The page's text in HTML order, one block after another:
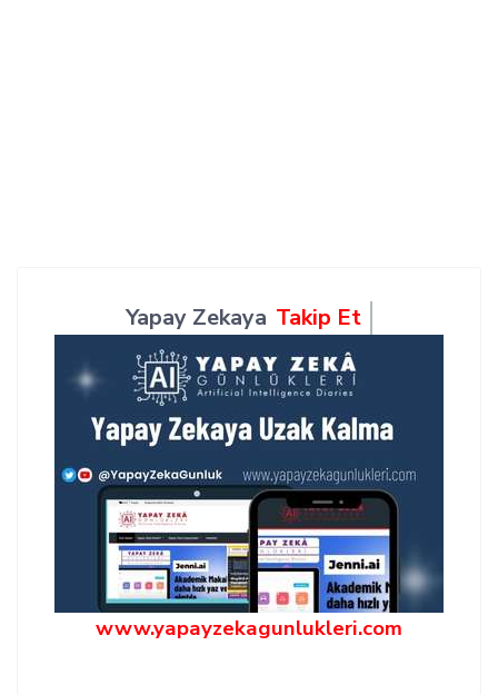
Yapay Zekaya Takip Et
www.yapayzekagunlukleri.com